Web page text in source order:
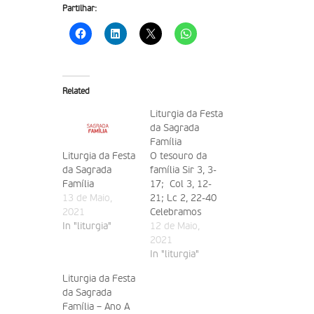
Partilhar:
Related
Liturgia da Festa
da Sagrada
Família
13 de Maio,
2021
In "liturgia"
Liturgia da Festa
da Sagrada
Família
O tesouro da
família Sir 3, 3-
17; Col 3, 12-
21; Lc 2, 22-40
Celebramos
neste último
domingo do ano
civil o mistério
12 de Maio,
2021
In "liturgia"
Liturgia da Festa
da Sagrada
Família – Ano A